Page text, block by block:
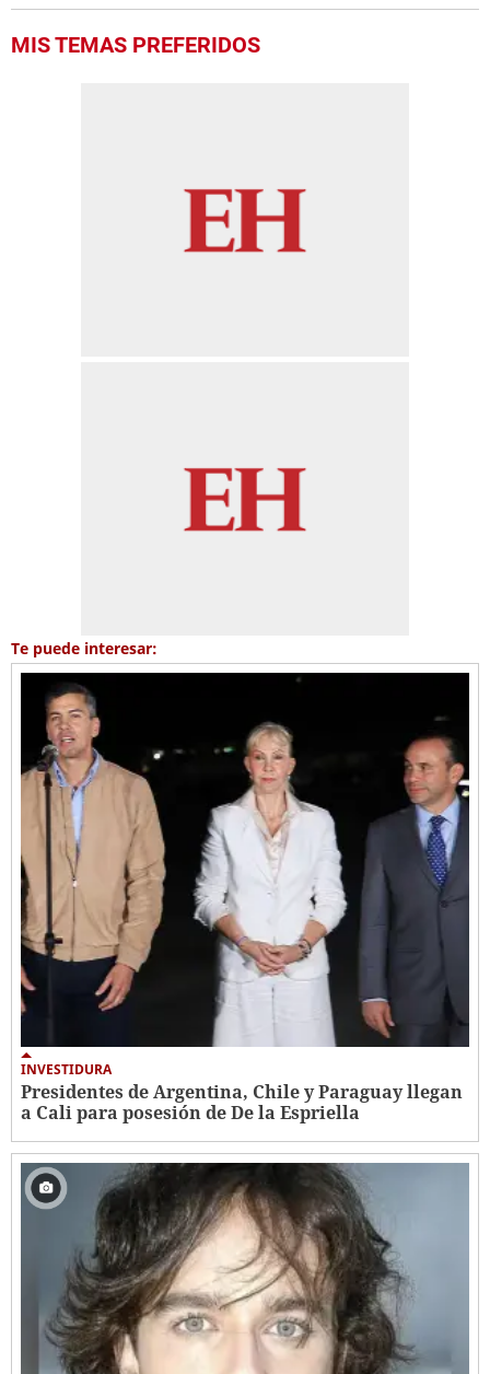
MIS TEMAS PREFERIDOS
Te puede interesar:
INVESTIDURA
Presidentes de Argentina, Chile y Paraguay llegan
a Cali para posesión de De la Espriella